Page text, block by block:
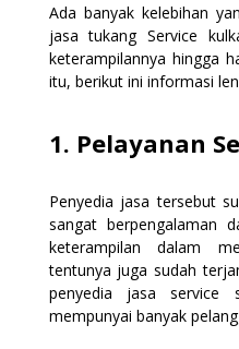
Ada banyak kelebihan
jasa tukang Service
keterampilannya hingga
itu, berikut ini informasi
1. Pelayanan
Penyedia jasa tersebut
sangat berpengalaman
keterampilan dalam
tentunya juga sudah
penyedia jasa service
mempunyai banyak